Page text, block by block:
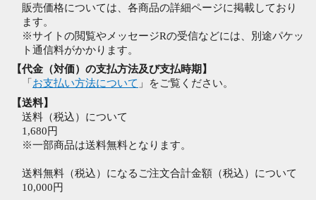
販売価格については、各商品の詳細ページに掲載しており
ます。
※サイトの閲覧やメッセージRの受信などには、別途パケッ
ト通信料がかかります。
【代金（対価）の支払方法及び支払時期】
「 お支払い方法について 」をご覧ください。
【送料】
送料（税込）について
1,680円
※一部商品は送料無料となります。
送料無料（税込）になるご注文合計金額（税込）について
10,000円